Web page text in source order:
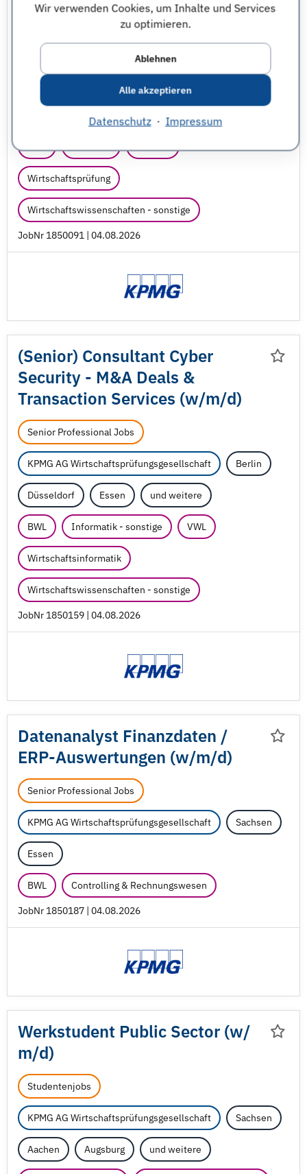
Wir verwenden Cookies, um Inhalte und Services
zu optimieren.
Ablehnen
Alle akzeptieren
Datenschutz· Impressum
Delivery Center (SDC) (w/m/d)
Senior Professional Jobs
KPMG AG Wirtschaftsprüfungsgesellschaft Sachsen
Magdeburg
BWL Finanzen Steuern
Wirtschaftsprüfung
Wirtschaftswissenschaften - sonstige
JobNr 1850091 | 04.08.2026
(Senior) Consultant Cyber
Security - M&A Deals &
Transaction Services (w/m/d)
Senior Professional Jobs
KPMG AG Wirtschaftsprüfungsgesellschaft Berlin
Düsseldorf Essen und weitere
BWL Informatik - sonstige VWL
Wirtschaftsinformatik
Wirtschaftswissenschaften - sonstige
JobNr 1850159 | 04.08.2026
Datenanalyst Finanzdaten /
ERP-Auswertungen (w/m/d)
Senior Professional Jobs
KPMG AG Wirtschaftsprüfungsgesellschaft Sachsen
Essen
BWL Controlling & Rechnungswesen
JobNr 1850187 | 04.08.2026
Werkstudent Public Sector (w/
m/d)
Studentenjobs
KPMG AG Wirtschaftsprüfungsgesellschaft Sachsen
Aachen Augsburg und weitere